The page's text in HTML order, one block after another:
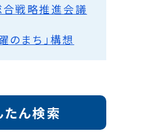
戦略推進会議
のまち」構想
たん検索